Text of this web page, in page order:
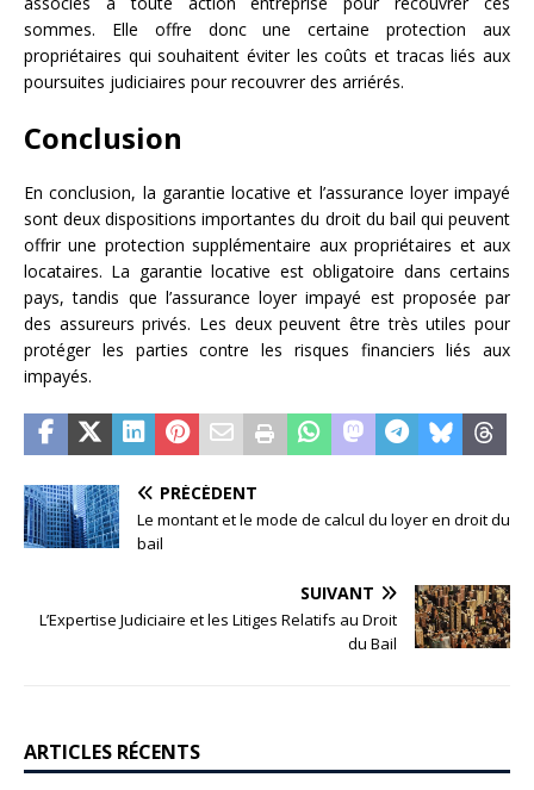
sommes. Elle offre donc une certaine protection aux
propriétaires qui souhaitent éviter les coûts et tracas liés aux
poursuites judiciaires pour recouvrer des arriérés.
Conclusion
En conclusion, la garantie locative et l’assurance loyer impayé
sont deux dispositions importantes du droit du bail qui peuvent
offrir une protection supplémentaire aux propriétaires et aux
locataires. La garantie locative est obligatoire dans certains
pays, tandis que l’assurance loyer impayé est proposée par
des assureurs privés. Les deux peuvent être très utiles pour
protéger les parties contre les risques financiers liés aux
impayés.
PRÉCÉDENT
Le montant et le mode de calcul du loyer en droit du
bail
SUIVANT
L’Expertise Judiciaire et les Litiges Relatifs au Droit
du Bail
ARTICLES RÉCENTS